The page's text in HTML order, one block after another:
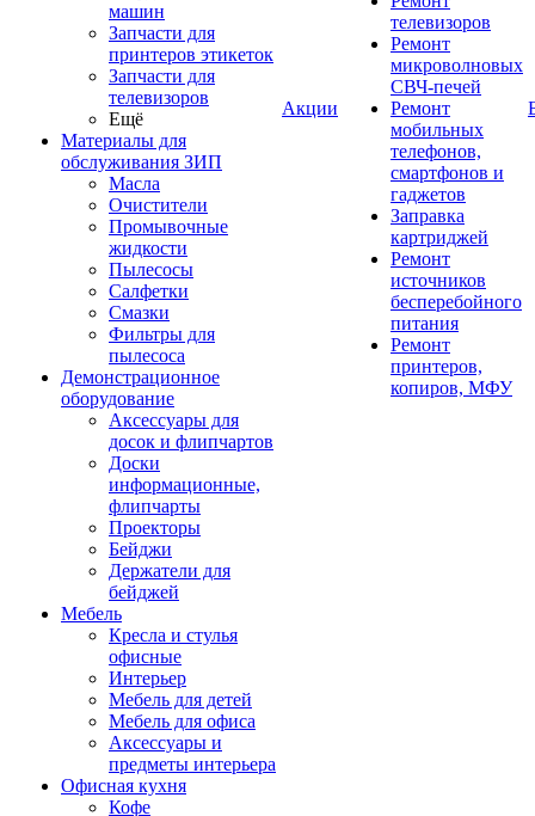
машин
Запчасти для
принтеров этикеток
Запчасти для
телевизоров
Ещё
Материалы для
обслуживания ЗИП
Масла
Очистители
Промывочные
жидкости
Пылесосы
Салфетки
Смазки
Фильтры для
пылесоса
Демонстрационное
оборудование
Аксессуары для
досок и флипчартов
Доски
информационные,
флипчарты
Проекторы
Бейджи
Держатели для
бейджей
Мебель
Кресла и стулья
офисные
Интерьер
Мебель для детей
Мебель для офиса
Аксессуары и
предметы интерьера
Офисная кухня
Кофе
Акции
телевизоров
Ремонт
микроволновых
СВЧ-печей
Ремонт
мобильных
телефонов,
смартфонов и
гаджетов
Заправка
картриджей
Ремонт
источников
бесперебойного
питания
Ремонт
принтеров,
копиров, МФУ